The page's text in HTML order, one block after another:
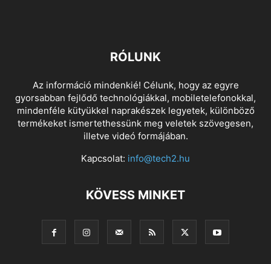
RÓLUNK
Az információ mindenkié! Célunk, hogy az egyre
gyorsabban fejlődő technológiákkal, mobiletelefonokkal,
mindenféle kütyükkel naprakészek legyetek, különböző
termékeket ismertethessünk meg veletek szövegesen,
illetve videó formájában.
Kapcsolat: info@tech2.hu
KÖVESS MINKET